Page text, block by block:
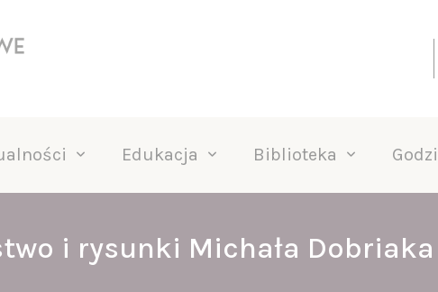
Edukacja Biblioteka
i rysunki Michała